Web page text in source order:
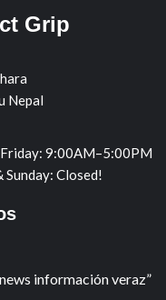
Grip
Nepal
9:00AM–5:00PM
Sunday: Closed!
información veraz”